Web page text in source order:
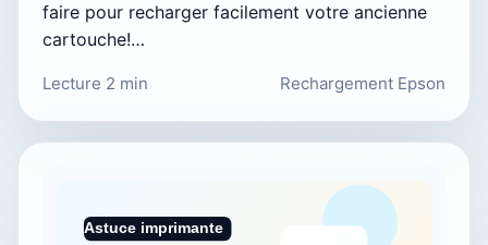
faire pour recharger facilement votre ancienne
cartouche!…
Lecture 2 min Rechargement Epson